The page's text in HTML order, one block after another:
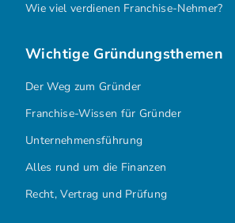
Wie viel verdienen Franchise-Nehmer?
Wichtige Gründungsthemen
Der Weg zum Gründer
Franchise-Wissen für Gründer
Unternehmensführung
Alles rund um die Finanzen
Recht, Vertrag und Prüfung